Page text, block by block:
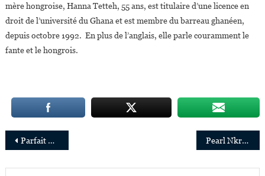
mère hongroise, Hanna Tetteh, 55 ans, est titulaire d’une licence en
droit de l’université du Ghana et est membre du barreau ghanéen,
depuis octobre 1992. En plus de l’anglais, elle parle couramment le
fante et le hongrois.
Navigation
de
Parfait Onanga-Anyanga nommé Représentant spécial du Secrétaire général de l’ONU auprès de l’Union africaine Pearl Nkrumah, première femme nommée administratrice exécutive d’Access Bank Ghana